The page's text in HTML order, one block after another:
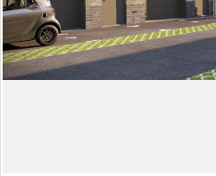
Registreren
Login